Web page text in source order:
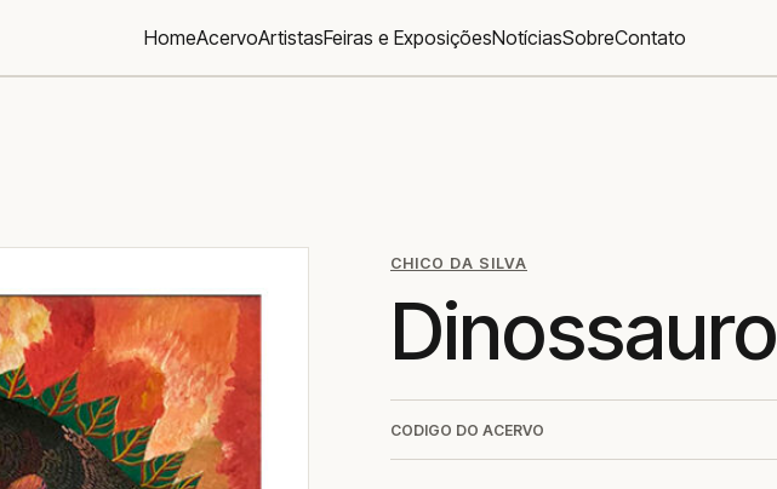
HomeAcervoArtistasFeiras e ExposiçõesNotíciasSobreContato
CHICO DA SILVA
Dinossauro
CODIGO DO ACERVO